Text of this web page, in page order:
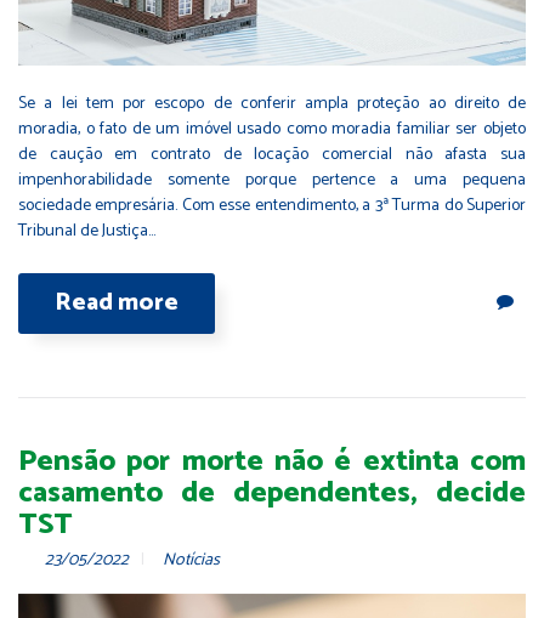
Se a lei tem por escopo de conferir ampla proteção ao direito de
moradia, o fato de um imóvel usado como moradia familiar ser objeto
de caução em contrato de locação comercial não afasta sua
impenhorabilidade somente porque pertence a uma pequena
sociedade empresária. Com esse entendimento, a 3ª Turma do Superior
Tribunal de Justiça…
Read more
Pensão por morte não é extinta com
casamento de dependentes, decide
TST
23/05/2022 Notícias